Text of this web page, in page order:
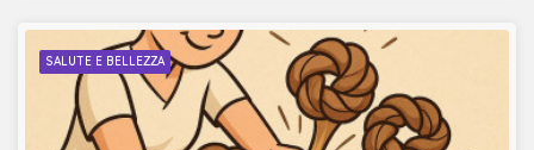
SALUTE E BELLEZZA